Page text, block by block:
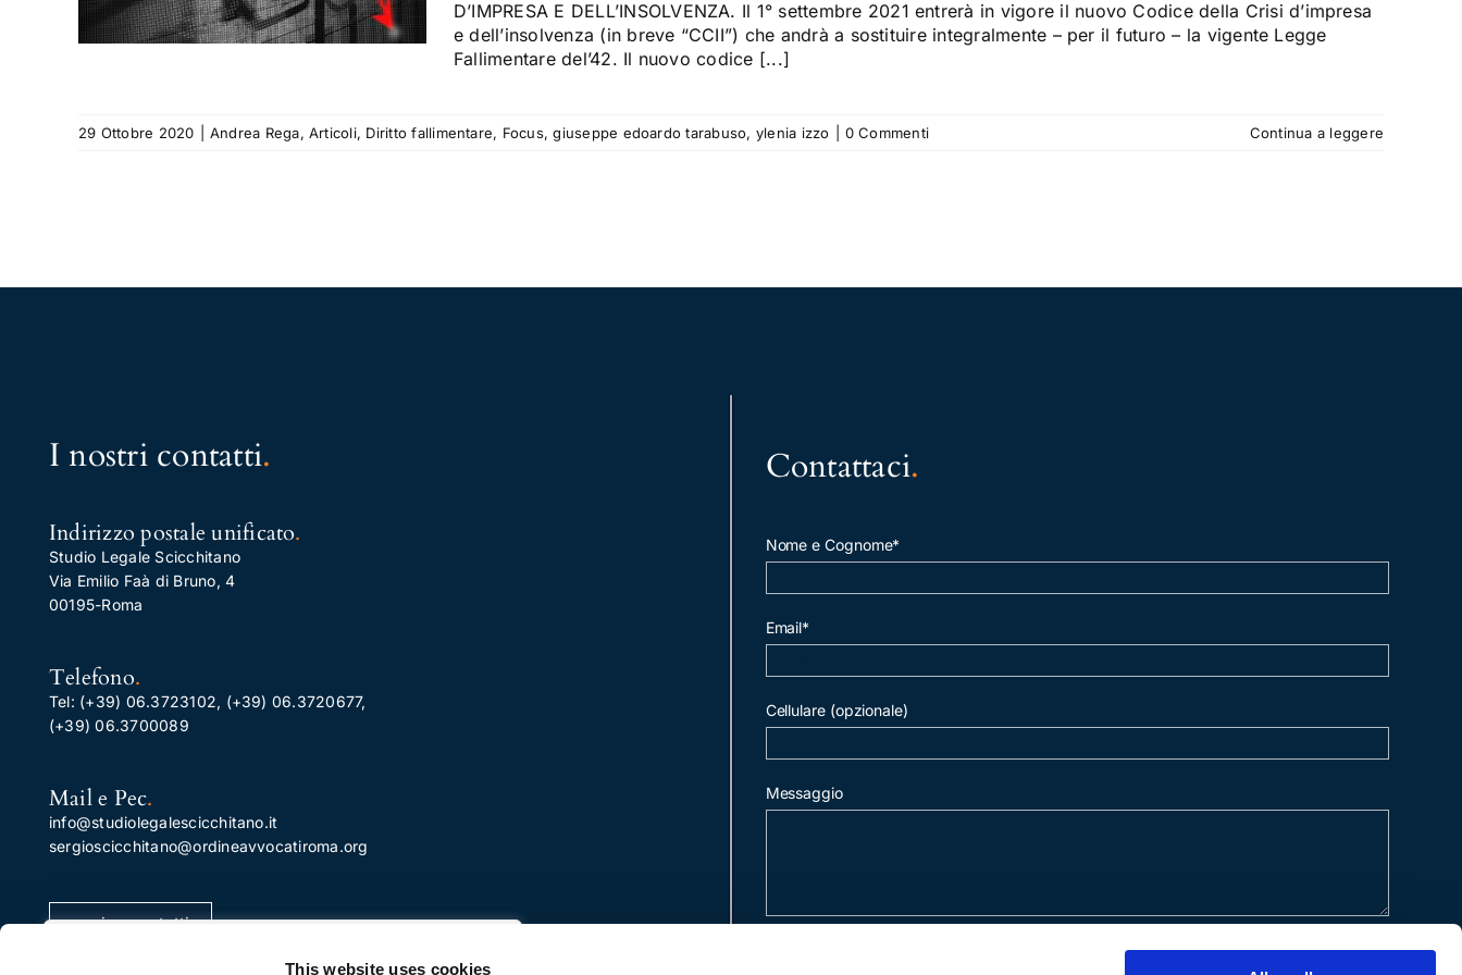
This website uses cookies
D’IMPRESA E DELL’INSOLVENZA. Il 1° settembre 2021 entrerà in vigore il nuovo Codice della Crisi d’impresa
e dell’insolvenza (in breve “CCII”) che andrà a sostituire integralmente – per il futuro – la vigente Legge
Fallimentare del’42. Il nuovo codice [...]
29 Ottobre 2020 Andrea Rega, Articoli, Diritto fallimentare, Focus,giuseppe edoardo tarabuso, ylenia izzo 0 Commenti Continua a leggere
I nostri contatti.
Indirizzo postale unificato.
Studio Legale Scicchitano
Via Emilio Faà di Bruno, 4
00195-Roma
Telefono.
Tel: (+39) 06.3723102, (+39) 06.3720677,
(+39) 06.3700089
Mail e Pec.
info@studiolegalescicchitano.it
sergioscicchitano@ordineavvocatiroma.org
pagina contatti
Contattaci.
Nome e Cognome*
Email*
Cellulare (opzionale)
Messaggio